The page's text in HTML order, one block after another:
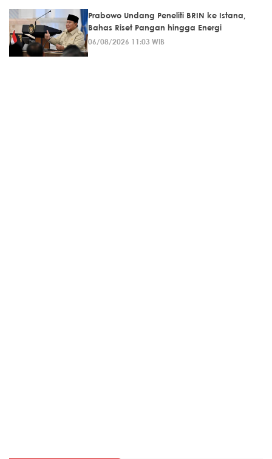
Prabowo Undang Peneliti BRIN ke Istana,
Bahas Riset Pangan hingga Energi
06/08/2026 11:03 WIB